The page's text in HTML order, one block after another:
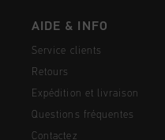
AIDE & INFO
Service clients
Retours
Expédition et livraison
Questions fréquentes
Contactez